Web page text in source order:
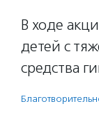
В ходе
детей с
средства